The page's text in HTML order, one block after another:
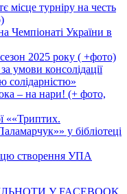
місце турніру на честь
Чемпіонаті України в
2025 року ( +фото)
умови консолідації
солідарністю»
– на нари! (+ фото,
««Триптих.
у бібліотеці
створення УПА